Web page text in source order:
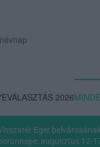
VÁLASZTÁS 2026
Eger
augusztus 12-